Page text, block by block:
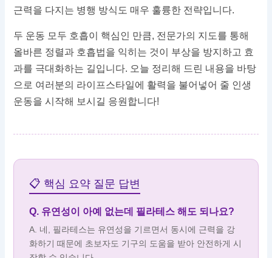
근력을 다지는 병행 방식도 매우 훌륭한 전략입니다.
두 운동 모두 호흡이 핵심인 만큼, 전문가의 지도를 통해
올바른 정렬과 호흡법을 익히는 것이 부상을 방지하고 효
과를 극대화하는 길입니다. 오늘 정리해 드린 내용을 바탕
으로 여러분의 라이프스타일에 활력을 불어넣어 줄 인생
운동을 시작해 보시길 응원합니다!
📋 핵심 요약 질문 답변
Q. 유연성이 아예 없는데 필라테스 해도 되나요?
A. 네, 필라테스는 유연성을 기르면서 동시에 근력을 강
화하기 때문에 초보자도 기구의 도움을 받아 안전하게 시